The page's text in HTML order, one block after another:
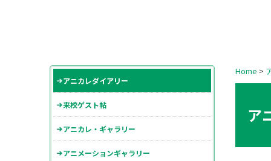
Home >
ア
アニカレダイアリー
来校ゲスト帖
アニカレ・ギャラリー
アニメーションギャラリー